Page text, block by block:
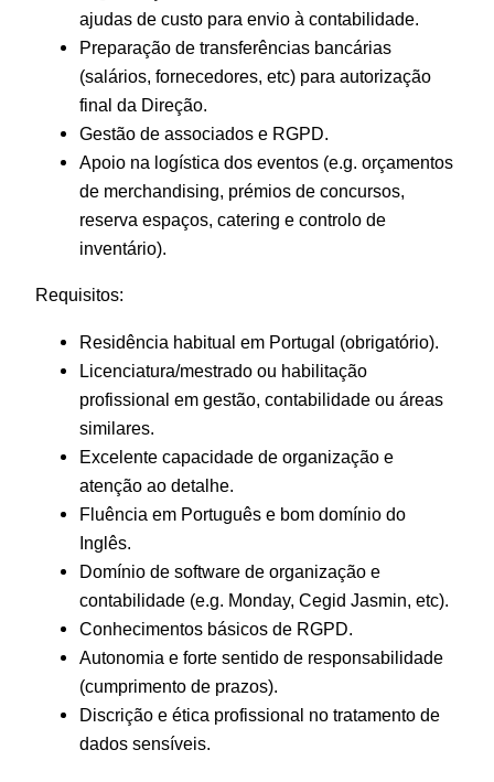
ajudas de custo para envio à contabilidade.
Preparação de transferências bancárias
(salários, fornecedores, etc) para autorização
final da Direção.
Gestão de associados e RGPD.
Apoio na logística dos eventos (e.g. orçamentos
de merchandising, prémios de concursos,
reserva espaços, catering e controlo de
inventário).
Requisitos:
Residência habitual em Portugal (obrigatório).
Licenciatura/mestrado ou habilitação
profissional em gestão, contabilidade ou áreas
similares.
Excelente capacidade de organização e
atenção ao detalhe.
Fluência em Português e bom domínio do
Inglês.
Domínio de software de organização e
contabilidade (e.g. Monday, Cegid Jasmin, etc).
Conhecimentos básicos de RGPD.
Autonomia e forte sentido de responsabilidade
(cumprimento de prazos).
Discrição e ética profissional no tratamento de
dados sensíveis.